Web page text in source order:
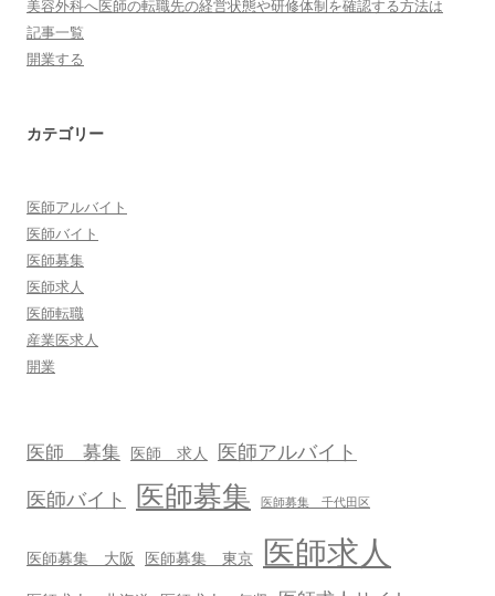
美容外科へ医師の転職先の経営状態や研修体制を確認する方法は
記事一覧
開業する
カテゴリー
医師アルバイト
医師バイト
医師募集
医師求人
医師転職
産業医求人
開業
医師 募集 医師 求人 医師アルバイト
医師バイト 医師募集 医師募集 千代田区
医師募集 大阪 医師募集 東京 医師求人